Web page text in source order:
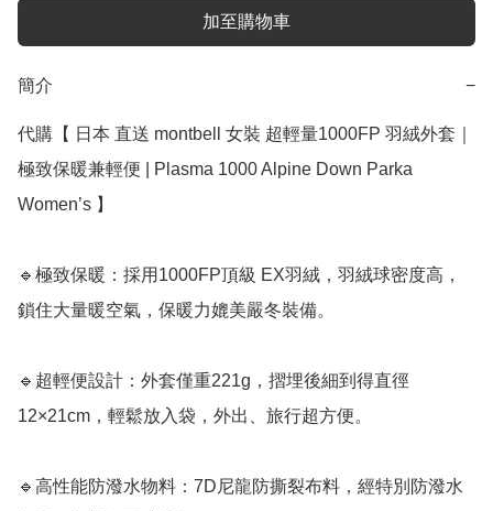
加至購物車
簡介 −
代購【 日本 直送 montbell 女裝 超輕量1000FP 羽絨外套｜
極致保暖兼輕便 | Plasma 1000 Alpine Down Parka
Women’s 】
🔹極致保暖：採用1000FP頂級 EX羽絨，羽絨球密度高，
鎖住大量暖空氣，保暖力媲美嚴冬裝備。
🔹超輕便設計：外套僅重221g，摺埋後細到得直徑
12×21cm，輕鬆放入袋，外出、旅行超方便。
🔹高性能防潑水物料：7D尼龍防撕裂布料，經特別防潑水